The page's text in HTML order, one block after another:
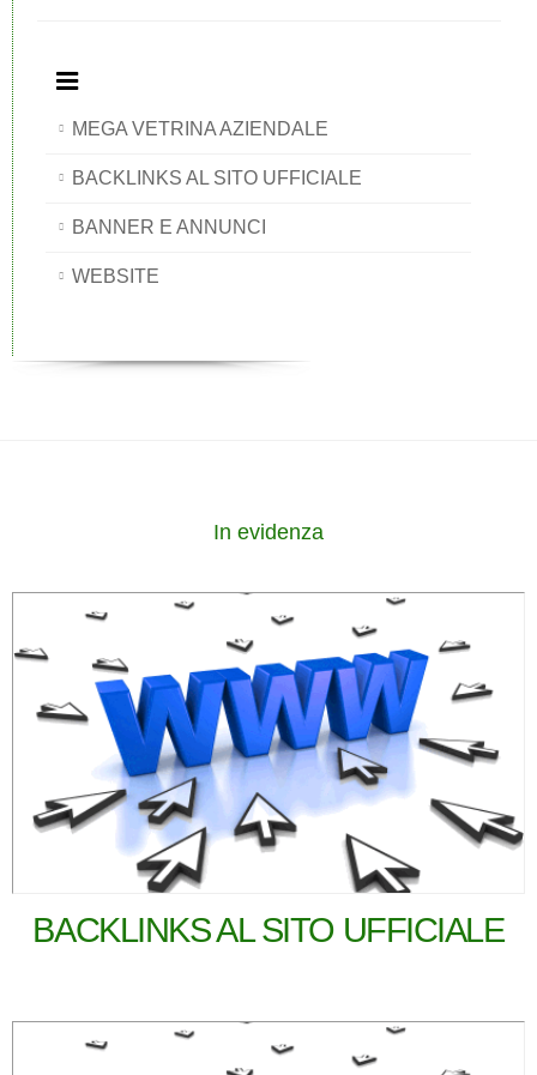
MEGA VETRINA AZIENDALE
BACKLINKS AL SITO UFFICIALE
BANNER E ANNUNCI
WEBSITE
In evidenza
BACKLINKS AL SITO UFFICIALE